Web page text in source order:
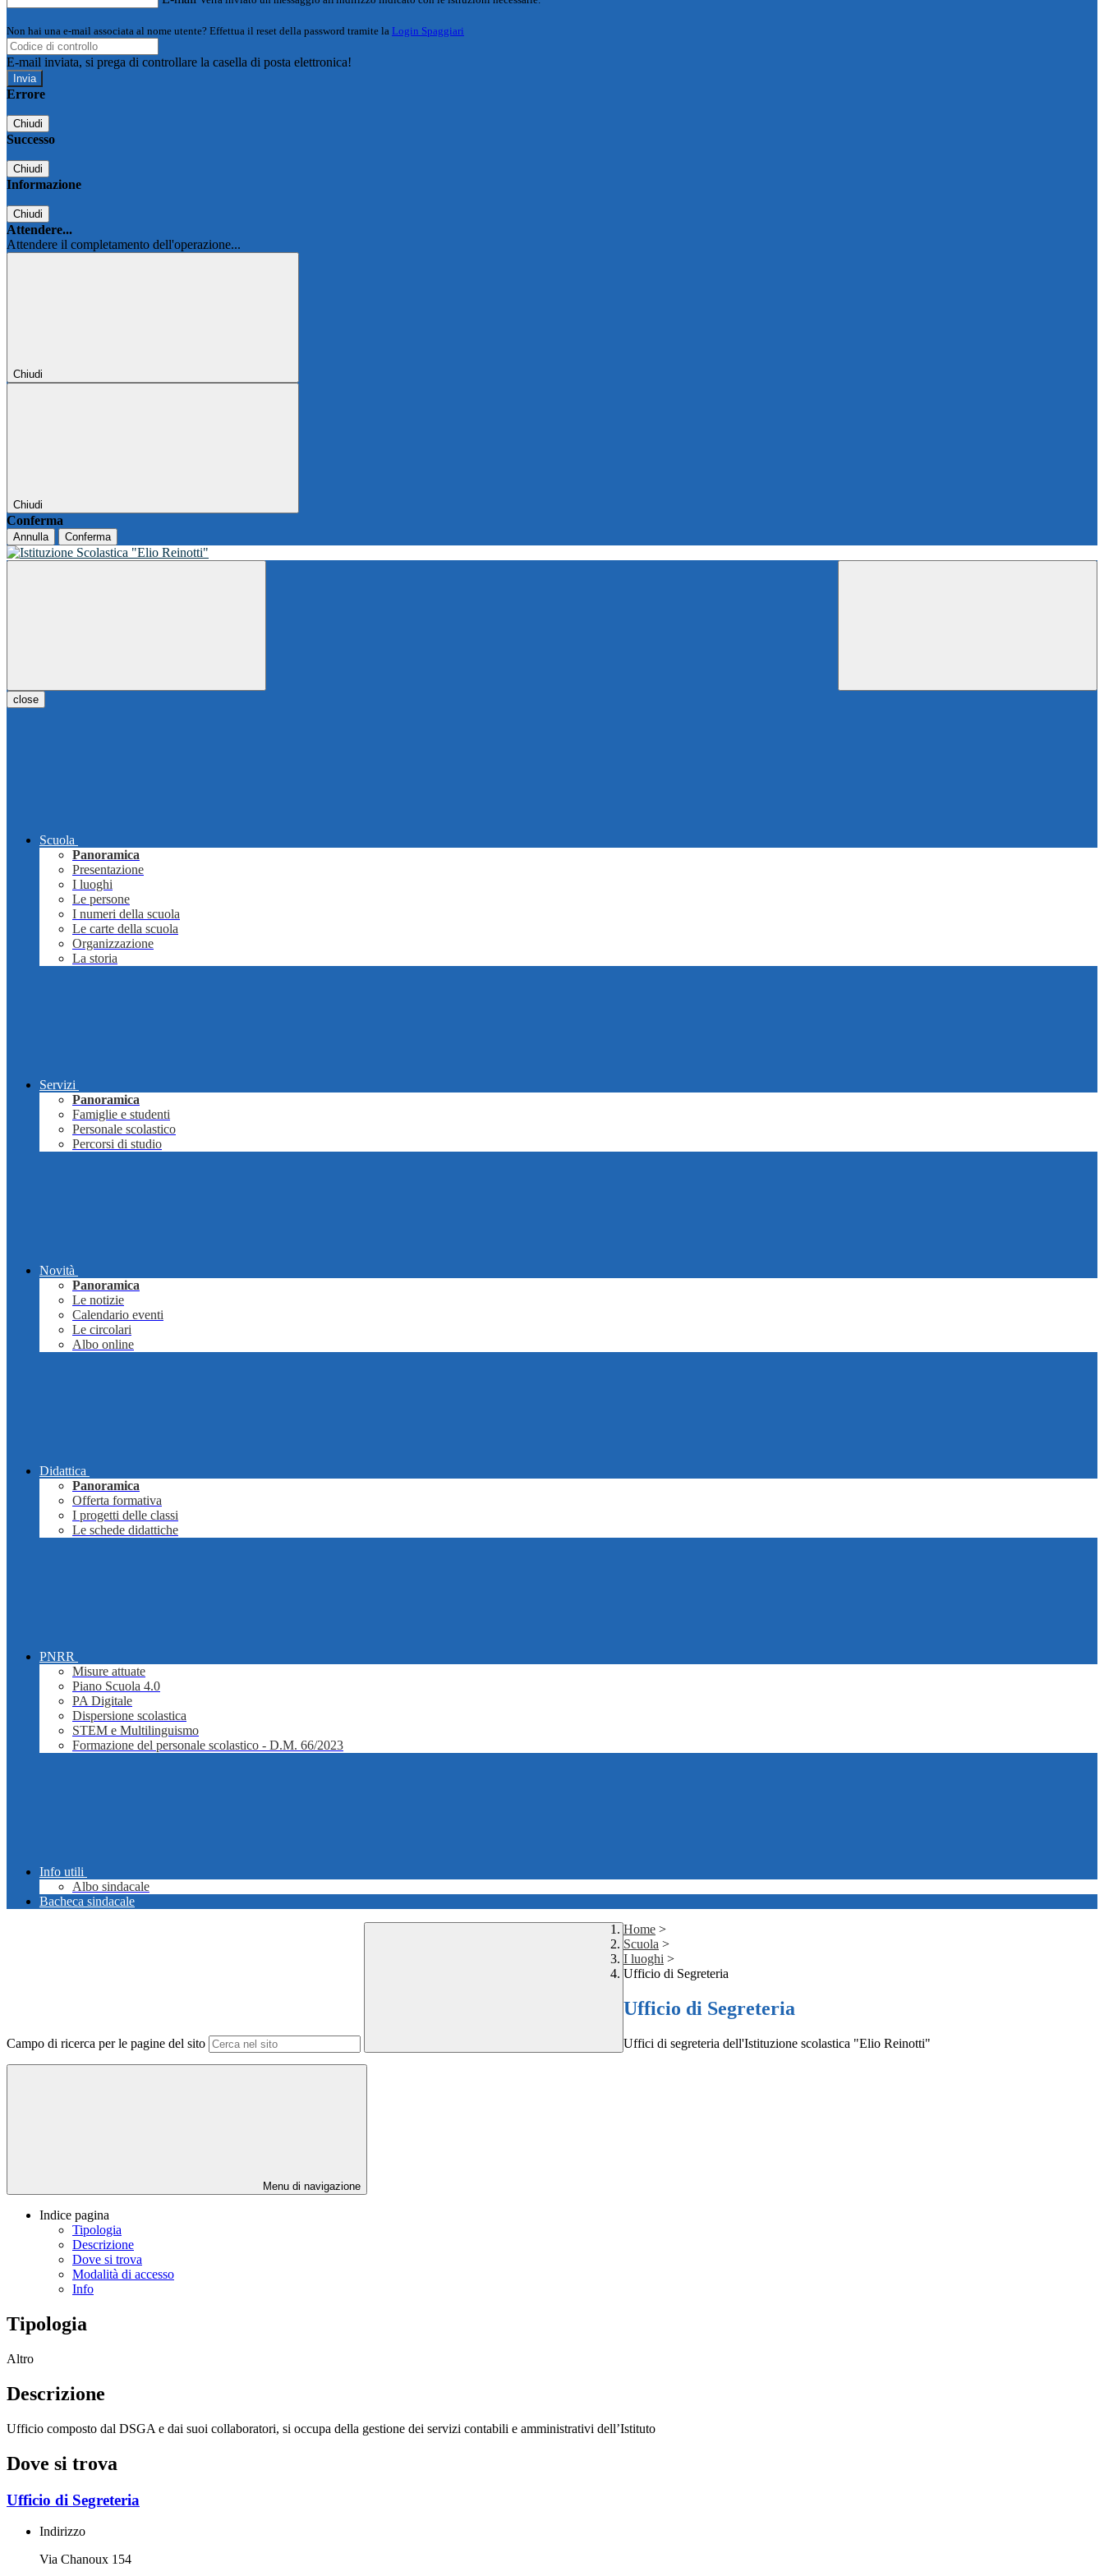
Non hai una e-mail associata al nome utente? Effettua il reset della password tramite la Login Spaggiari
E-mail inviata, si prega di controllare la casella di posta elettronica!
Errore
Chiudi
Successo
Chiudi
Informazione
Chiudi
Attendere...
Attendere il completamento dell'operazione...
Chiudi
Chiudi
Conferma
Annulla Conferma
close
Scuola
Panoramica
Presentazione
I luoghi
Le persone
I numeri della scuola
Le carte della scuola
Organizzazione
La storia
Servizi
Panoramica
Famiglie e studenti
Personale scolastico
Percorsi di studio
Novità
Panoramica
Le notizie
Calendario eventi
Le circolari
Albo online
Didattica
Panoramica
Offerta formativa
I progetti delle classi
Le schede didattiche
PNRR
Misure attuate
Piano Scuola 4.0
PA Digitale
Dispersione scolastica
STEM e Multilinguismo
Formazione del personale scolastico - D.M. 66/2023
Info utili
Albo sindacale
Bacheca sindacale
Campo di ricerca per le pagine del sito
Home >
Scuola >
I luoghi >
Ufficio di Segreteria
Ufficio di Segreteria
Uffici di segreteria dell'Istituzione scolastica "Elio Reinotti"
Menu di navigazione
Indice pagina
Tipologia
Descrizione
Dove si trova
Modalità di accesso
Info
Tipologia
Altro
Descrizione
Ufficio composto dal DSGA e dai suoi collaboratori, si occupa della gestione dei servizi contabili e amministrativi dell’Istituto
Dove si trova
Ufficio di Segreteria
Indirizzo
Via Chanoux 154